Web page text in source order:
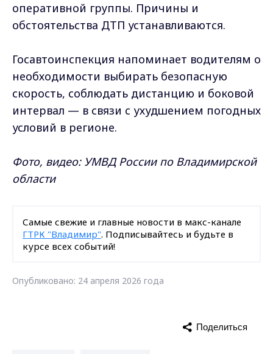
оперативной группы. Причины и
обстоятельства ДТП устанавливаются.
Госавтоинспекция напоминает водителям о
необходимости выбирать безопасную
скорость, соблюдать дистанцию и боковой
интервал — в связи с ухудшением погодных
условий в регионе.
Фото, видео: УМВД России по Владимирской
области
Самые свежие и главные новости в макс-канале
ГТРК "Владимир". Подписывайтесь и будьте в
курсе всех событий!
Опубликовано: 24 апреля 2026 года
Поделиться